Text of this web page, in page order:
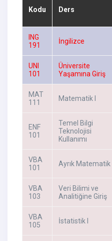
Kodu Ders
ING
191
İngilizce
UNI
101
Üniversite
Yaşamına Giriş
MAT
111
Matematik I
ENF
101
Temel Bilgi
Teknolojisi
Kullanımı
VBA
101
Ayrık Matematik
VBA
103
Veri Bilimi ve
Analitiğine Giriş
VBA
105
İstatistik I